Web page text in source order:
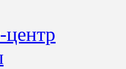
центр